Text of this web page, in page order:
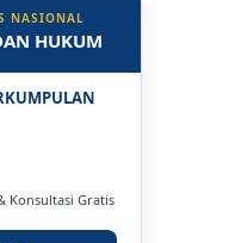
NASIONAL
HUKUM
Konsultasi Gratis